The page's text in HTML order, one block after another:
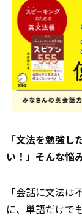
「文法を勉強
い！」――そんな
「会話に文法
に、単語だけで